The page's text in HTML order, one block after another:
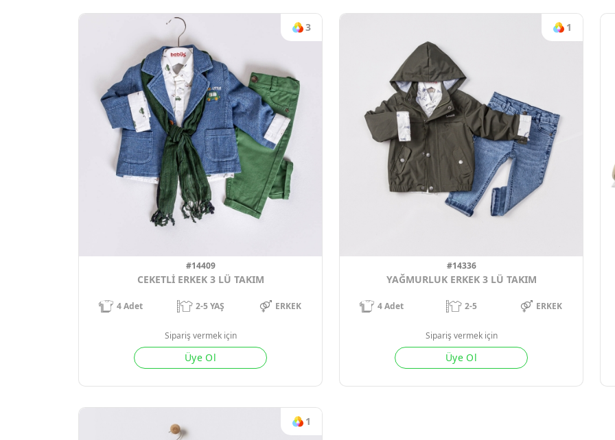
3
#14409
CEKETLİ ERKEK 3 LÜ TAKIM
4Adet 2-5 YAŞ ERKEK
Sipariş vermek için
Üye Ol
1
#14336
YAĞMURLUK ERKEK 3 LÜ TAKIM
4Adet 2-5 ERKEK
Sipariş vermek için
Üye Ol
1